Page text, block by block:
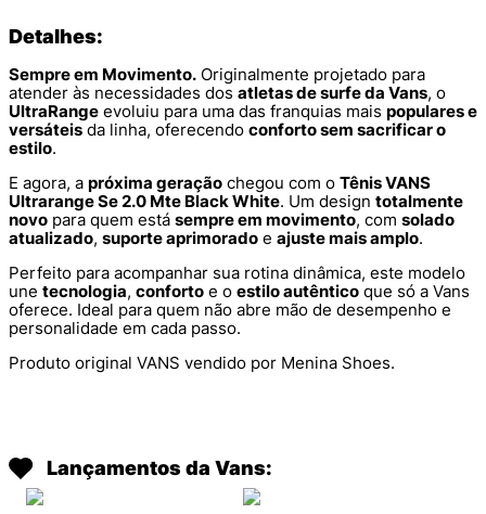
Detalhes:
Sempre em Movimento. Originalmente projetado para
atender às necessidades dos atletas de surfe da Vans, o
UltraRange evoluiu para uma das franquias mais populares e
versáteis da linha, oferecendo conforto sem sacrificar o
estilo.
E agora, a próxima geração chegou com o Tênis VANS
Ultrarange Se 2.0 Mte Black White. Um design totalmente
novo para quem está sempre em movimento, com solado
atualizado, suporte aprimorado e ajuste mais amplo.
Perfeito para acompanhar sua rotina dinâmica, este modelo
une tecnologia, conforto e o estilo autêntico que só a Vans
oferece. Ideal para quem não abre mão de desempenho e
personalidade em cada passo.
Produto original VANS vendido por Menina Shoes.
Lançamentos da Vans: